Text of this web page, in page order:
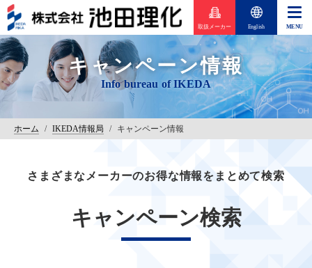
取扱メーカー English
キャンペーン情報
ホーム / IKEDA情報局 / キャンペーン情報
さまざまなメーカーのお得な情報をまとめて検索
キャンペーン検索